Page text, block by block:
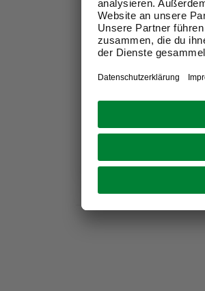
SMART COVER SOLUTION
Metall, grau matt
Verfügbarkeit im Markt